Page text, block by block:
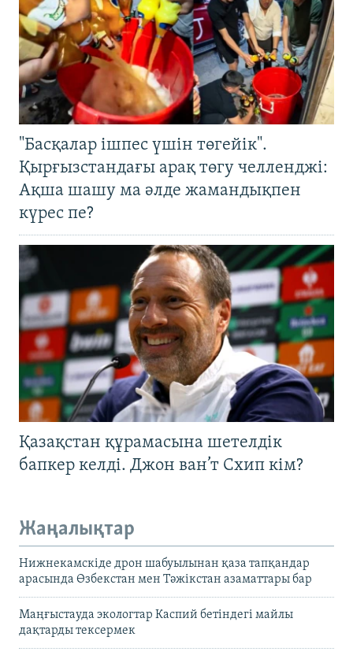
"Басқалар ішпес үшін төгейік".
Қырғызстандағы арақ төгу челленджі:
Ақша шашу ма әлде жамандықпен
күрес пе?
Қазақстан құрамасына шетелдік
бапкер келді. Джон ван’т Схип кім?
Жаңалықтар
Нижнекамскіде дрон шабуылынан қаза тапқандар
арасында Өзбекстан мен Тәжікстан азаматтары бар
Маңғыстауда экологтар Каспий бетіндегі майлы
дақтарды тексермек